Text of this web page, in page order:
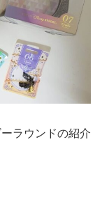
ラウンドの紹介